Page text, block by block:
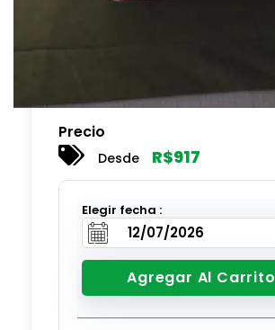
Precio
Desde R$917
Elegir fecha :
Agregar Al Carrito